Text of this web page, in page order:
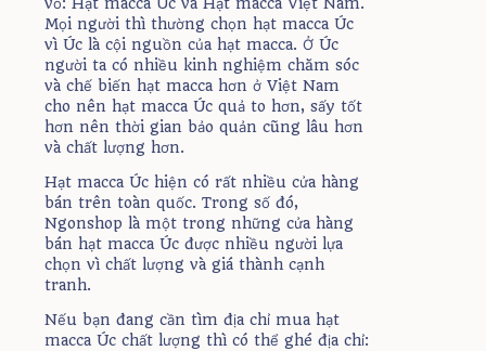
Mọi người thì thường chọn hạt macca Úc
vì Úc là cội nguồn của hạt macca. Ở Úc
người ta có nhiều kinh nghiệm chăm sóc
và chế biến hạt macca hơn ở Việt Nam
cho nên hạt macca Úc quả to hơn, sấy tốt
hơn nên thời gian bảo quản cũng lâu hơn
và chất lượng hơn.
Hạt macca Úc hiện có rất nhiều cửa hàng
bán trên toàn quốc. Trong số đó,
Ngonshop là một trong những cửa hàng
bán hạt macca Úc được nhiều người lựa
chọn vì chất lượng và giá thành cạnh
tranh.
Nếu bạn đang cần tìm địa chỉ mua hạt
macca Úc chất lượng thì có thể ghé địa chỉ: